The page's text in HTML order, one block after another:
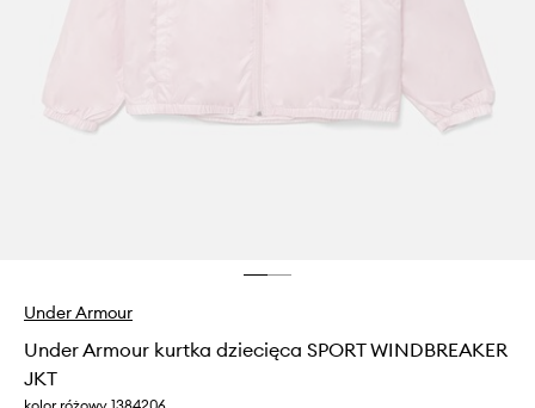
Under Armour
Under Armour kurtka dziecięca SPORT WINDBREAKER
JKT